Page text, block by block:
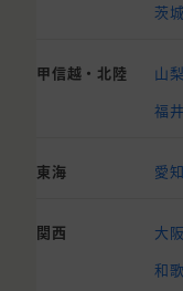
茨
甲信越・北陸 山
福
東海 愛
関西 大
和